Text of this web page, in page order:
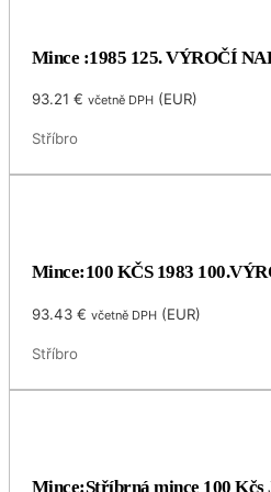
Mince :1985 125. VÝROČÍ
93.21 € včetně DPH(EUR)
Stříbro
Mince:100 KČS 1983
93.43 € včetně DPH(EUR)
Stříbro
Mince:Stříbrná mince 100 Kčs